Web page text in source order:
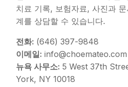
치료 기록, 보험자료, 사진과
계를 상담할 수 있습니다.
전화: (646) 397-9848
이메일: info@choemateo.com
뉴욕 사무소: 5 West 37th
York, NY 10018